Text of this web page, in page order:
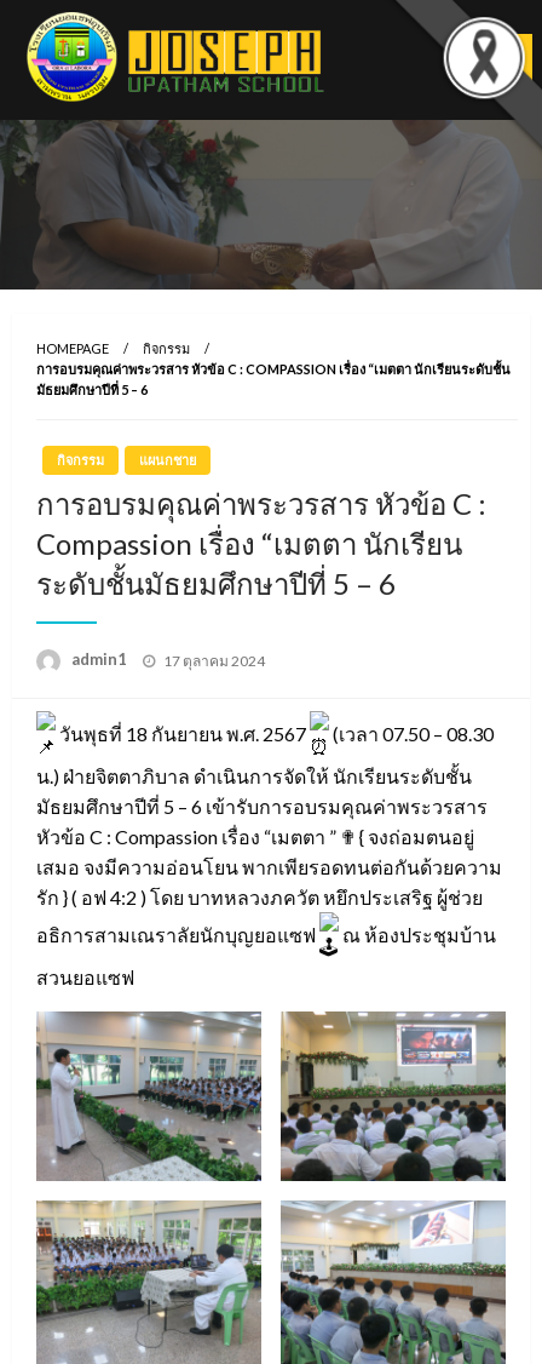
content
HOMEPAGE
กิจกรรม
การอบรมคุณค่าพระวรสาร หัวข้อ C : COMPASSION เรื่อง “เมตตา นักเรียนระดับชั้น
มัธยมศึกษาปีที่ 5 – 6
กิจกรรม แผนกชาย
การอบรมคุณค่าพระวรสาร หัวข้อ C :
Compassion เรื่อง “เมตตา นักเรียน
ระดับชั้นมัธยมศึกษาปีที่ 5 – 6
admin1
Posted
17 ตุลาคม 2024
วันพุธที่ 18 กันยายน พ.ศ. 2567
(เวลา 07.50 – 08.30
น.) ฝ่ายจิตตาภิบาล ดำเนินการจัดให้ นักเรียนระดับชั้น
มัธยมศึกษาปีที่ 5 – 6 เข้ารับการอบรมคุณค่าพระวรสาร
หัวข้อ C : Compassion เรื่อง “เมตตา ” ✟ { จงถ่อมตนอยู่
เสมอ จงมีความอ่อนโยน พากเพียรอดทนต่อกันด้วยความ
รัก } ( อฟ 4:2 ) โดย บาทหลวงภควัต หยึกประเสริฐ ผู้ช่วย
อธิการสามเณราลัยนักบุญยอแซฟ
ณ ห้องประชุมบ้าน
สวนยอแซฟ